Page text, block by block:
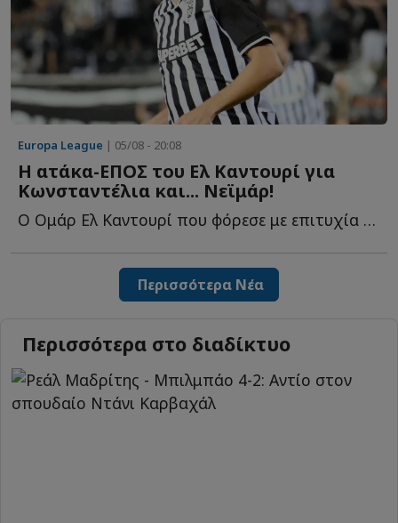
Europa League | 05/08 - 20:08
Η ατάκα-ΕΠΟΣ του Ελ Καντουρί για
Κωνσταντέλια και... Νεϊμάρ!
Ο Ομάρ Ελ Καντουρί που φόρεσε με επιτυχία τη φανέλα τ...
Περισσότερα Νέα
Περισσότερα στο διαδίκτυο